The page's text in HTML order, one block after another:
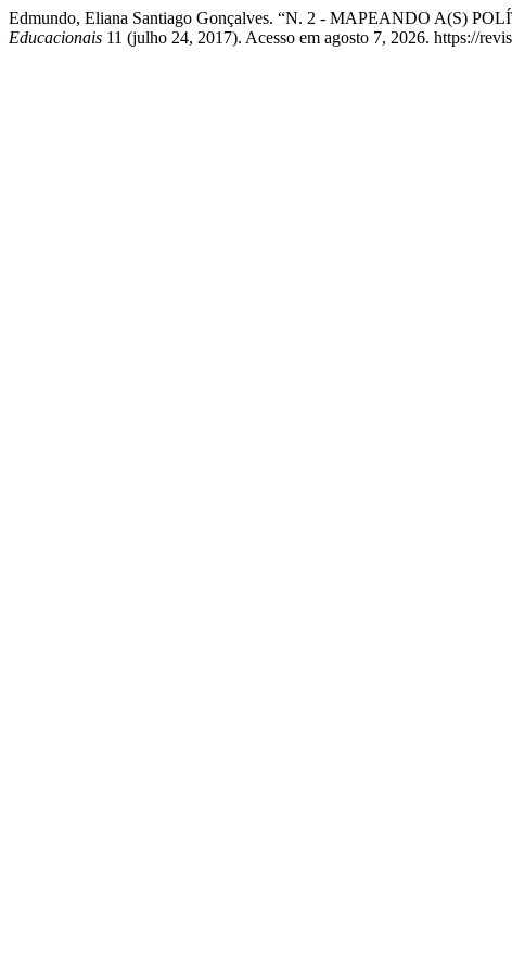
Edmundo, Eliana Santiago Gonçalves. “N. 2 - MAPEANDO A(S)
Educacionais 11 (julho 24, 2017). Acesso em agosto 7, 2026. https://